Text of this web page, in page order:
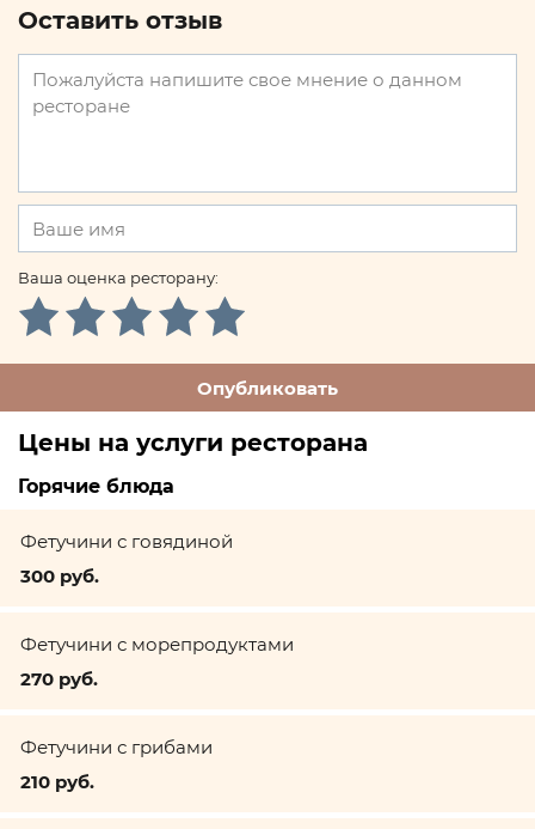
Оставить отзыв
Ваша оценка ресторану:
Опубликовать
Цены на услуги ресторана
Горячие блюда
Фетучини с говядиной
300 руб.
Фетучини с морепродуктами
270 руб.
Фетучини с грибами
210 руб.